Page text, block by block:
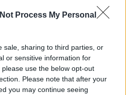
Process My Personal
sale, sharing to third parties, or
or sensitive information for
use the below opt-out
Please note that after your
you may continue seeing
3768